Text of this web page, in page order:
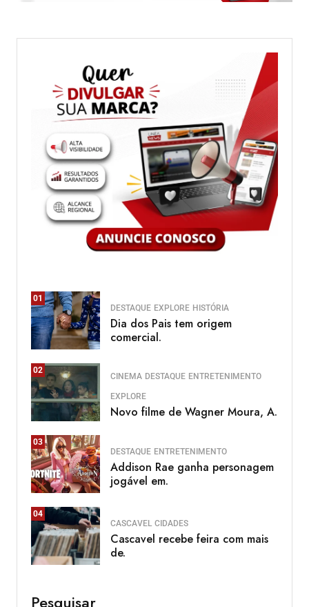
01
DESTAQUE EXPLORE HISTÓRIA
Dia dos Pais tem origem
comercial.
02
CINEMA DESTAQUE ENTRETENIMENTO
EXPLORE
Novo filme de Wagner Moura, A.
03
DESTAQUE ENTRETENIMENTO
Addison Rae ganha personagem
jogável em.
04
CASCAVEL CIDADES
Cascavel recebe feira com mais
de.
Pesquisar